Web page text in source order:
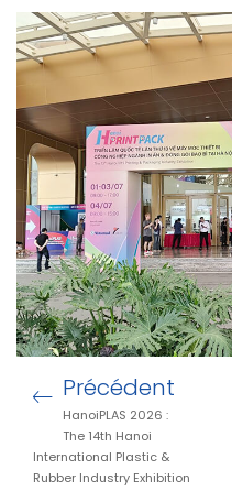
Précédent
HanoiPLAS 2026 :
The 14th Hanoi
International Plastic &
Rubber Industry Exhibition